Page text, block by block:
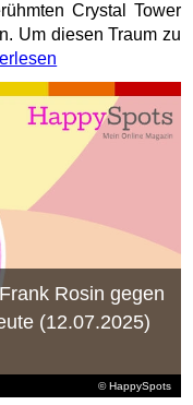
Crystal Tower
Um diesen Traum zu
© HappySpots
Rosin gegen
(12.07.2025)